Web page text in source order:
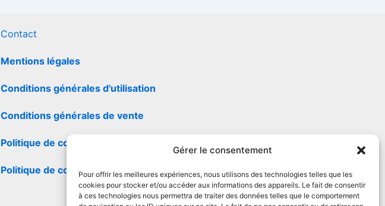
Gérer le consentement
Pour offrir les meilleures expériences, nous utilisons des technologies telles que les
cookies pour stocker et/ou accéder aux informations des appareils. Le fait de consentir
à ces technologies nous permettra de traiter des données telles que le comportement
Contact
Mentions légales
Conditions générales d'utilisation
Conditions générales de vente
Politique de cookies
Politique de confidentialité